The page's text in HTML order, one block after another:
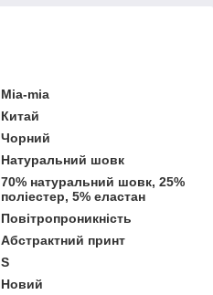
Mia-mia
Китай
Чорний
Натуральний шовк
70% натуральний шовк, 25%
поліестер, 5% еластан
Повітропроникність
Абстрактний принт
S
Новий